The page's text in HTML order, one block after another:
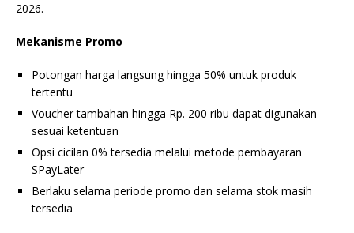
2026.
Mekanisme Promo
Potongan harga langsung hingga 50% untuk produk
tertentu
Voucher tambahan hingga Rp. 200 ribu dapat digunakan
sesuai ketentuan
Opsi cicilan 0% tersedia melalui metode pembayaran
SPayLater
Berlaku selama periode promo dan selama stok masih
tersedia